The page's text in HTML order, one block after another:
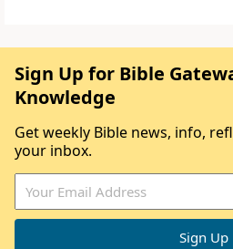
Sign Up for Bible
Knowledge
Get weekly Bible news, info,
your inbox.